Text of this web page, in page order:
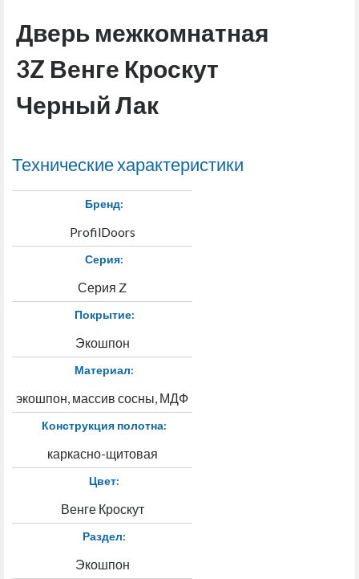
Дверь межкомнатная
3Z Венге Кроскут
Черный Лак
Технические характеристики
Бренд:
ProfilDoors
Серия:
Серия Z
Покрытие:
Экошпон
Материал:
экошпон, массив сосны, МДФ
Конструкция полотна:
каркасно-щитовая
Цвет:
Венге Кроскут
Раздел:
Экошпон